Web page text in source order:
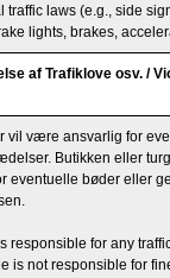
traffic laws (e.g., side
lights, brakes,
af Trafiklove osv. /
vil være ansvarlig for
Butikken eller
eventuelle bøder eller
responsible for any
is not responsible for